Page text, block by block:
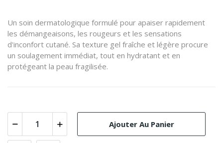
Un soin dermatologique formulé pour apaiser rapidement
les démangeaisons, les rougeurs et les sensations
d'inconfort cutané. Sa texture gel fraîche et légère procure
un soulagement immédiat, tout en hydratant et en
protégeant la peau fragilisée.
Ajouter Au Panier